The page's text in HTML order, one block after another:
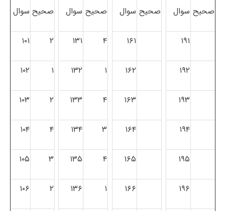
صحیح سوال صحیح سوال صحیح سوال صحیح سوال
۱۹۱ ۱۶۱ ۴ ۱۳۱ ۲ ۱۰۱
۱۹۲ ۱۶۲ ۱ ۱۳۲ ۱ ۱۰۲
۱۹۳ ۱۶۳ ۴ ۱۳۳ ۲ ۱۰۳
۱۹۴ ۱۶۴ ۳ ۱۳۴ ۴ ۱۰۴
۱۹۵ ۱۶۵ ۴ ۱۳۵ ۳ ۱۰۵
۱۹۶ ۱۶۶ ۱ ۱۳۶ ۲ ۱۰۶